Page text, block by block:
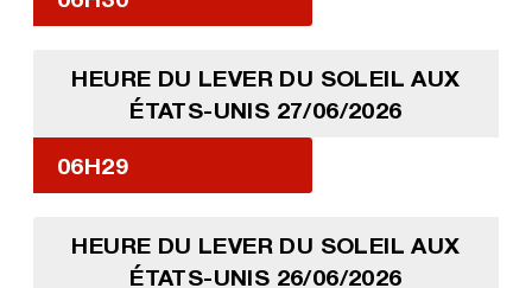
HEURE DU LEVER DU SOLEIL AUX
ÉTATS-UNIS 27/06/2026
06H29
HEURE DU LEVER DU SOLEIL AUX
ÉTATS-UNIS 26/06/2026